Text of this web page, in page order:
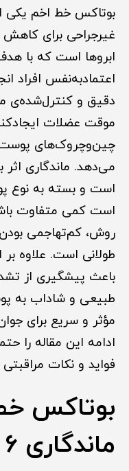
بوتاکس خط اخم یکی
غیرجراحی برای
ابروها است که با
اعتمادبه‌نفس افراد
دقیق و کنترل‌شده‌ی
موقت عضلات
چین‌وچروک‌های پوست
است و بسته به نوع
است کمی متفاوت
روش، کم‌تهاجمی
طولانی است. علاوه
باعث پیشگیری از
طبیعی و شاداب به
مؤثر و سریع برای
ادامه این مقاله را
فواید و نکات
بوتاکس
ماندگاری 6 ماه